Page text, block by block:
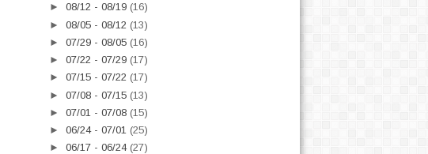
►08/12 - 08/19 (16)
►08/05 - 08/12 (13)
►07/29 - 08/05 (16)
►07/22 - 07/29 (17)
►07/15 - 07/22 (17)
►07/08 - 07/15 (13)
►07/01 - 07/08 (15)
►06/24 - 07/01 (25)
►06/17 - 06/24 (27)